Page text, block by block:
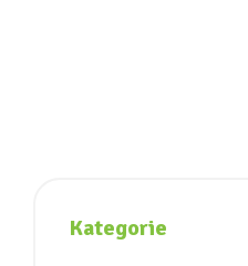
Kategorie